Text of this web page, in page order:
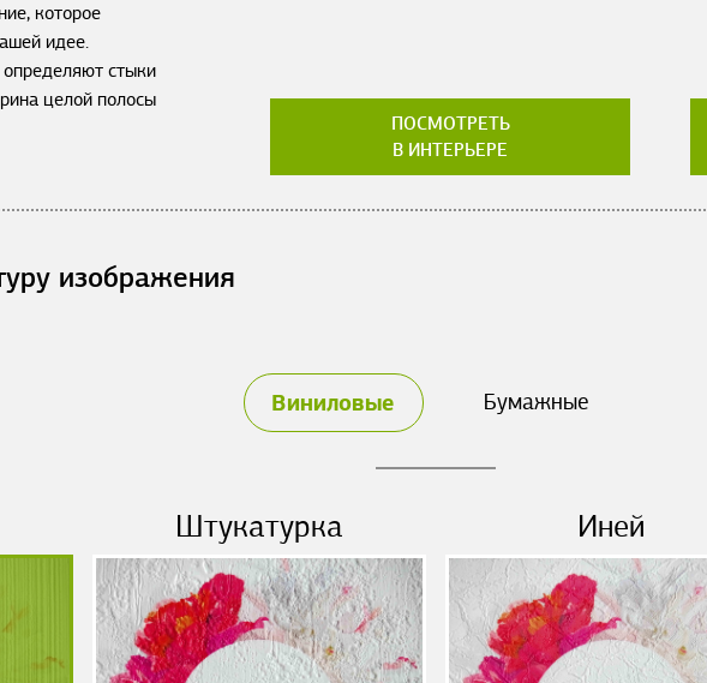
которое
идее.
стыки
целой полосы
ПОСМОТРЕТЬ
В ИНТЕРЬЕРЕ
изображения
Виниловые Бумажные
Штукатурка Иней